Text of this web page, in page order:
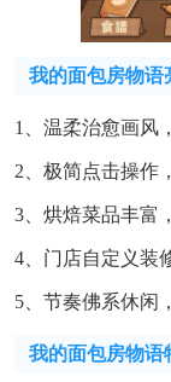
我的面包房物语
1、温柔治愈画风
2、极简点击操作
3、烘焙菜品丰富
4、门店自定义装
5、节奏佛系休闲
我的面包房物语